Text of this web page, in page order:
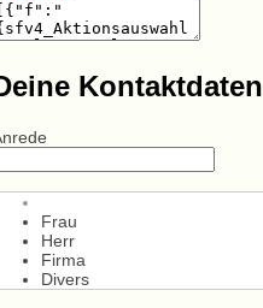
Kontaktdaten
Frau
Herr
Firma
Divers